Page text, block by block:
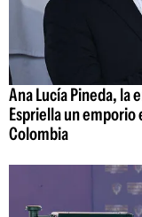
Ana Lucía Pineda, la
Espriella un emporio
Colombia